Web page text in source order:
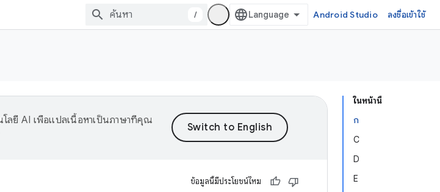
/ Android Studio ลงชื่อเข้าใช้
ในหน้านี้
ก
C
D
E
โลยี AI เพื่อแปลเนื้อหาเป็นภาษาที่คุณ
ข้อมูลนี้มีประโยชน์ไหม